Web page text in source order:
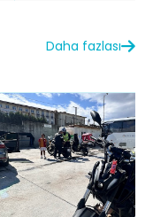
Daha fazlası